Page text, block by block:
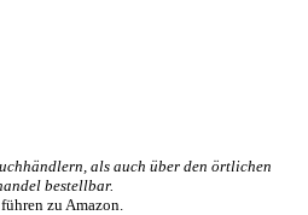
als auch über den örtlichen
bestellbar.
zu Amazon.